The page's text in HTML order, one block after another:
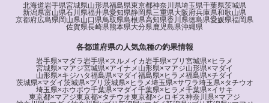
北海道岩手県宮城県山形県福島県東京都神奈川県埼玉県千葉県茨城県
新潟県富山県石川県福井県愛知県静岡県三重県大阪府兵庫県和歌山県
京都府広島県岡山県山口県鳥取県島根県高知県香川県徳島県愛媛県福岡県
佐賀県長崎県熊本県大分県鹿児島県沖縄県
各都道府県の人気魚種の釣果情報
岩手県×マダラ岩手県×スルメイカ岩手県×ブリ 宮城県×ヒラメ
宮城県×マアジ宮城県×アイナメ 山形県×マアジ山形県×マダイ
山形県×キジハタ福島県×マダイ福島県×ヒラメ福島県×チダイ
茨城県×マダイ茨城県×ブリ 茨城県×ヒラメ埼玉県×サワラ埼玉県×タチウオ
埼玉県×ホウボウ千葉県×マダイ千葉県×ヒラメ千葉県×イサキ
東京都×マアジ東京都×タチウオ東京都×シロギス神奈川県×マアジ